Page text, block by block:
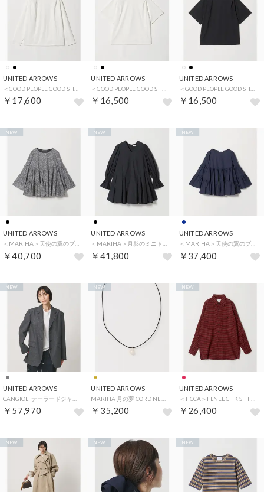
UNITED ARROWS
￥17,600
UNITED ARROWS
￥16,500
UNITED ARROWS
￥16,500
UNITED ARROWS
￥40,700
NEW
UNITED ARROWS
￥41,800
NEW
UNITED ARROWS
＜MARIHA＞天使の翼のブラウス （NAVY）
￥37,400
NEW
UNITED ARROWS
￥57,970
NEW
UNITED ARROWS
￥35,200
NEW
UNITED ARROWS
￥26,400
NEW
NEW NEW NEW